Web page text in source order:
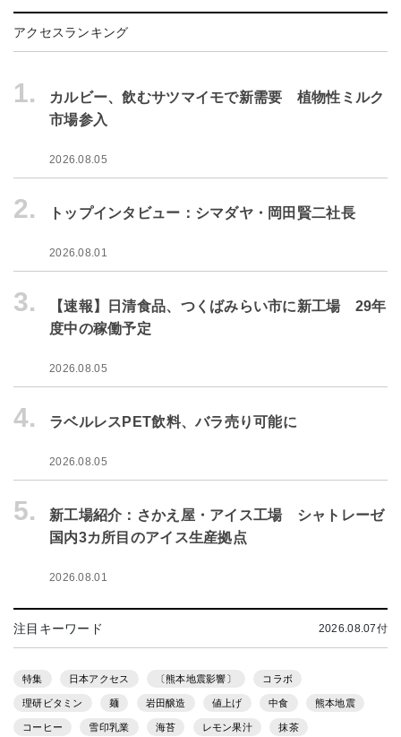
アクセスランキング
1.
カルビー、飲むサツマイモで新需要 植物性ミルク
市場参入
2026.08.05
2. トップインタビュー：シマダヤ・岡田賢二社長
2026.08.01
3.
【速報】日清食品、つくばみらい市に新工場 29年
度中の稼働予定
2026.08.05
4. ラベルレスPET飲料、バラ売り可能に
2026.08.05
5.
新工場紹介：さかえ屋・アイス工場 シャトレーゼ
国内3カ所目のアイス生産拠点
2026.08.01
注目キーワード 2026.08.07付
特集 日本アクセス 〔熊本地震影響〕 コラボ
理研ビタミン 麺 岩田醸造 値上げ 中食 熊本地震
コーヒー 雪印乳業 海苔 レモン果汁 抹茶